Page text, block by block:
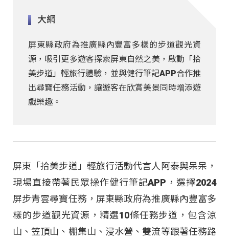
大綱
屏東縣政府為推廣縣內豐富多樣的步道觀光資
源，吸引更多遊客探索屏東自然之美，啟動「拾
美步道」輕旅行體驗，並與健行筆記APP合作推
出尋寶任務活動，讓遊客在欣賞美景同時增添遊
戲樂趣。
屏東「拾美步道」輕旅行活動代言人阿泰與呆呆，
現場直接帶著民眾操作健行筆記APP，選擇2024
屏步青雲尋寶任務，屏東縣政府為推廣縣內豐富多
樣的步道觀光資源，精選10條任務步道，包含涼
山、笠頂山、棚集山、浸水營、雙流等跟著任務路